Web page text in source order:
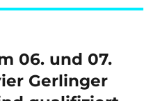
06. und 07.
Gerlinger